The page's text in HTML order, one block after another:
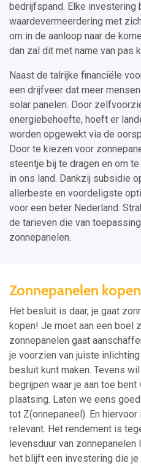
bedrijfspand. Elke investering
waardevermeerdering met
om in de aanloop naar de
dan zal dit met name van pas
Naast de talrijke financiële
een drijfveer dat meer
solar panelen. Door
energiebehoefte, hoeft er
worden opgewekt via de
Door te kiezen voor
steentje bij te dragen en om
in ons land. Dankzij subsidie
allerbeste en voordeligste
voor een beter Nederland.
de tarieven die van
zonnepanelen.
Zonnepanelen
Het besluit is daar, je gaat
kopen! Je moet aan een boel
zonnepanelen gaat
je voorzien van juiste
besluit kunt maken. Tevens
begrijpen waar je aan toe bent
plaatsing. Laten we eens
tot Z(onnepaneel). En
relevant. Het rendement is
levensduur van
het blijft een investering die